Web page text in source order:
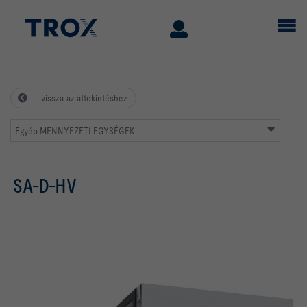
vissza az áttekintéshez
Egyéb MENNYEZETI EGYSÉGEK
SA-D-HV